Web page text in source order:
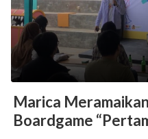
Marica
Boardgame